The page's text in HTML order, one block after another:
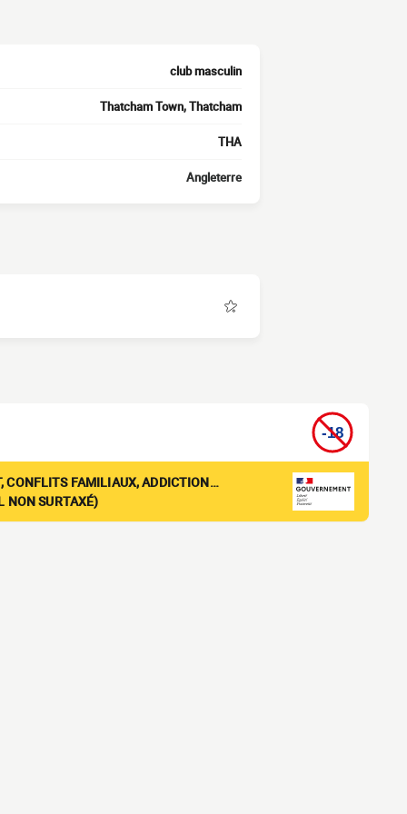
club masculin
Thatcham Town, Thatcham
THA
Angleterre
CONFLITS FAMILIAUX, ADDICTION…
NON SURTAXÉ)